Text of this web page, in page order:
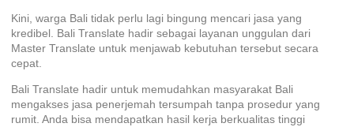
Kini, warga Bali tidak perlu lagi bingung mencari jasa yang
kredibel. Bali Translate hadir sebagai layanan unggulan dari
Master Translate untuk menjawab kebutuhan tersebut secara
cepat.
Bali Translate hadir untuk memudahkan masyarakat Bali
mengakses jasa penerjemah tersumpah tanpa prosedur yang
rumit. Anda bisa mendapatkan hasil kerja berkualitas tinggi